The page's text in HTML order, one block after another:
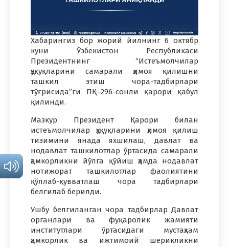
Хабарингиз бор жорий йилнинг 6 октябр
куни Ўзбекистон Республикаси
Президентнинг “Истеъмолчилар
ҳуқуқларини самарали ҳимоя қилишни
ташкил этиш чора-тадбирлари
тўғрисида”ги ПҚ–296-сонли қарори қабул
қилинди.
Мазкур Президент Қарори билан
истеъмолчилар ҳуқуқларини ҳимоя қилиш
тизимини янада яхшилаш, давлат ва
нодавлат ташкилотлар ўртасида самарали
ҳамкорликни йўлга қўйиш ҳамда нодавлат
нотижорат ташкилотлар фаолиятини
қўллаб-қувватлаш чора тадбирлари
белгилаб берилди.
Ушбу белгиланган чора тадбирлар Давлат
органлари ва фуқаролик жамияти
институтлари ўртасидаги мустаҳкам
ҳамкорлик ва ижтимоий шерикликни